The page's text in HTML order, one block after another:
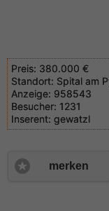
Preis: 380.000 €
Standort: Spital am
Anzeige: 958543
Besucher: 1231
Inserent: gewatzl
merken